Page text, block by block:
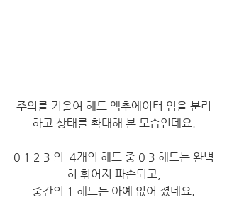
주의를 기울여 헤드 액추에이터 암을 분리
하고 상태를 확대해 본 모습인데요.
0 1 2 3 의  4개의 헤드 중 0 3 헤드는 완벽
히 휘어져 파손되고,
중간의 1 헤드는 아예 없어 졌네요.